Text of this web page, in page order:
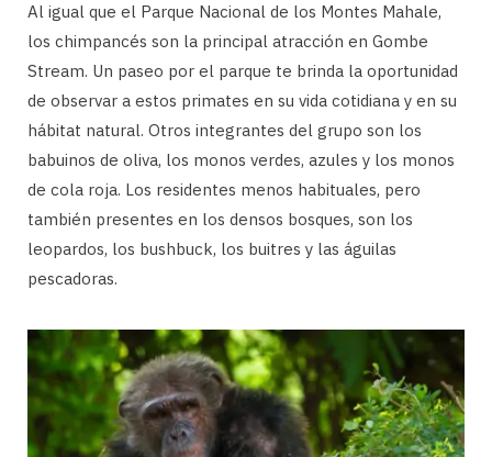
Al igual que el Parque Nacional de los Montes Mahale,
los chimpancés son la principal atracción en Gombe
Stream. Un paseo por el parque te brinda la oportunidad
de observar a estos primates en su vida cotidiana y en su
hábitat natural. Otros integrantes del grupo son los
babuinos de oliva, los monos verdes, azules y los monos
de cola roja. Los residentes menos habituales, pero
también presentes en los densos bosques, son los
leopardos, los bushbuck, los buitres y las águilas
pescadoras.